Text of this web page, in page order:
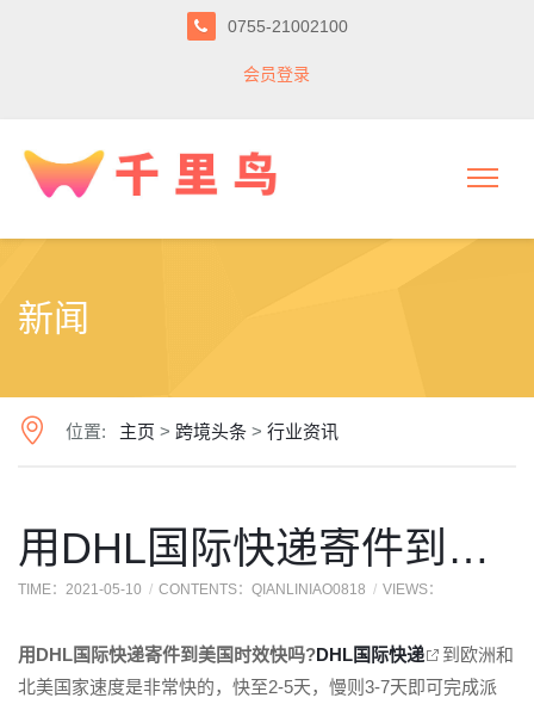
0755-21002100
会员登录
新闻
位置: 主页 > 跨境头条 > 行业资讯
用DHL国际快递寄件到美国时效快吗?
TIME：2021-05-10 CONTENTS：QIANLINIAO0818 VIEWS：
用DHL国际快递寄件到美国时效快吗?DHL国际快递
到欧洲和
北美国家速度是非常快的，快至2-5天，慢则3-7天即可完成派